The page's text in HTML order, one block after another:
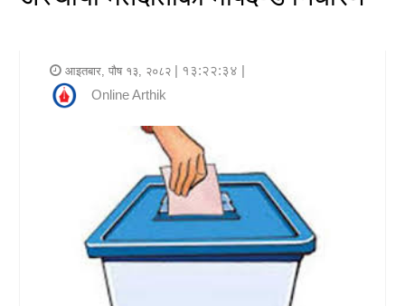
आइतबार, पौष १३, २०८२ | १३:२२:३४ |
Online Arthik